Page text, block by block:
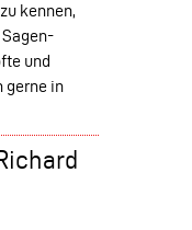
kennen,
und
gerne in